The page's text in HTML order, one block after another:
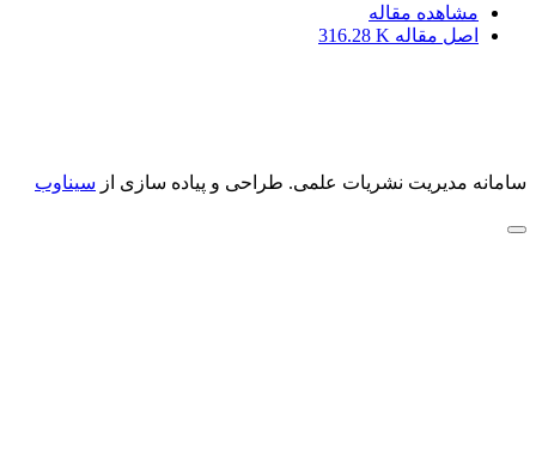
مشاهده مقاله
اصل مقاله 316.28 K
سامانه مدیریت نشریات علمی. طراحی و پیاده سازی از سیناوب